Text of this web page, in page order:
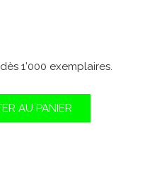
1’000 exemplaires.
AU PANIER